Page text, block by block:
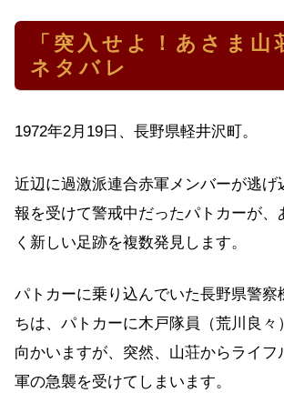
「突入せよ！あさま山
ネタバレ
1972年2月19日、長野県軽井沢町。
近辺に過激派連合赤軍メンバーが逃げ
報を受けて警戒中だったパトカーが、
く新しい足跡を複数発見します。
パトカーに乗り込んでいた長野県警察
ちは、パトカーに木戸隊員（荒川良々
向かいますが、突然、山荘からライフ
軍の急襲を受けてしまいます。